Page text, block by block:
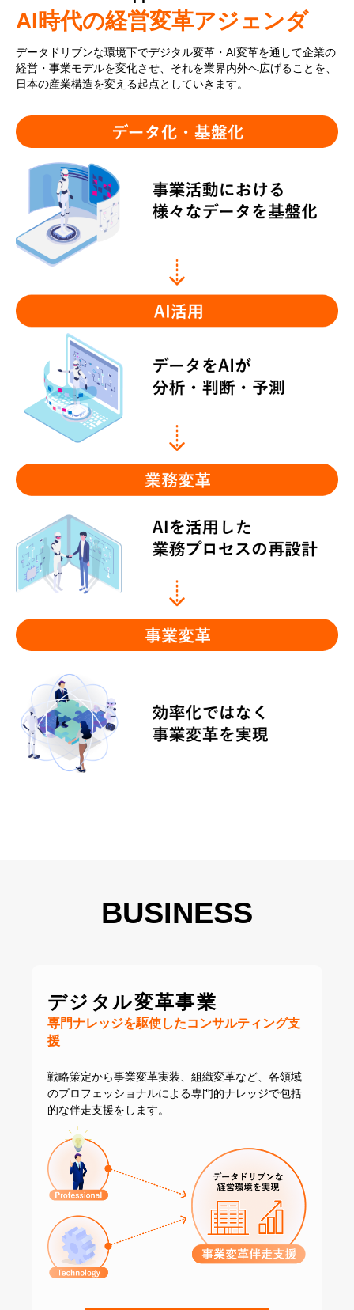
AI時代の経営変革アジェンダ
データドリブンな環境下でデジタル変革・AI変革を通して企業の
経営・事業モデルを変化させ、それを業界内外へ広げることを、
日本の産業構造を変える起点としていきます。
BUSINESS
デジタル変革事業
専門ナレッジを駆使したコンサルティング支
援
戦略策定から事業変革実装、組織変革など、 各領域
のプロフェッショナルによる専門的ナレッジで包括
的な伴走支援をします。